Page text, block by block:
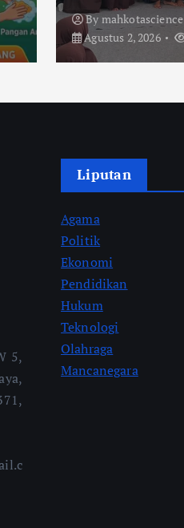
By mahkotascience
Agustus 2, 2026
5,
Liputan
Agama
Politik
Ekonomi
Pendidikan
Hukum
Teknologi
Olahraga
Mancanegara